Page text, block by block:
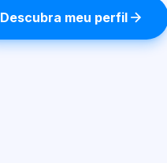
Descubra meu perfil